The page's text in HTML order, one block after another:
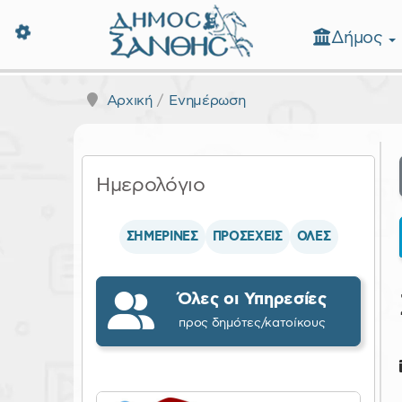
Δήμος Ξάνθης - Επίσημη
Δήμος
Αρχική Ενημέρωση
Ημερολόγιο
ΣΗΜΕΡΙΝΕΣ ΠΡΟΣΕΧΕΙΣ ΟΛΕΣ
Όλες οι Υπηρεσίες
προς δημότες/κατοίκους